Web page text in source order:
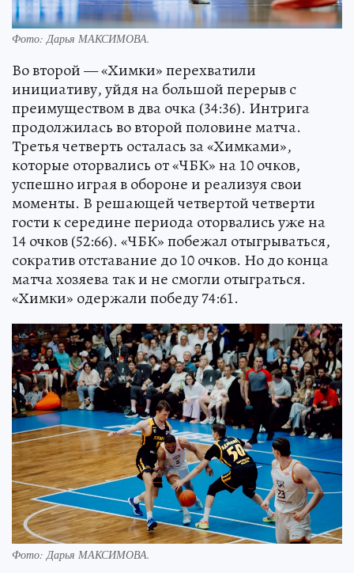
Фото:Дарья МАКСИМОВА.
Во второй — «Химки» перехватили
инициативу, уйдя на большой перерыв с
преимуществом в два очка (34:36). Интрига
продолжилась во второй половине матча.
Третья четверть осталась за «Химками»,
которые оторвались от «ЧБК» на 10 очков,
успешно играя в обороне и реализуя свои
моменты. В решающей четвертой четверти
гости к середине периода оторвались уже на
14 очков (52:66). «ЧБК» побежал отыгрываться,
сократив отставание до 10 очков. Но до конца
матча хозяева так и не смогли отыграться.
«Химки» одержали победу 74:61.
Фото: Дарья МАКСИМОВА.